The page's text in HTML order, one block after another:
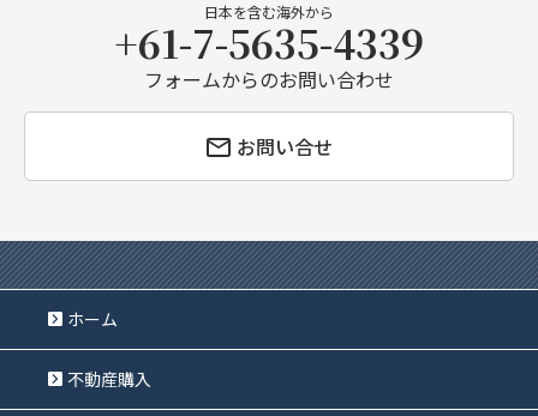
日本を含む海外から
+61-7-5635-4339
フォームからのお問い合わせ
お問い合せ
ホーム
不動産購入